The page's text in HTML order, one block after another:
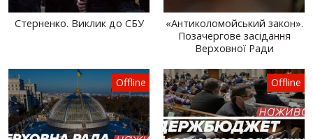
Стерненко. Виклик до СБУ
«Антиколомойський закон».
Позачергове засідання
Верховної Ради
Offline Offline